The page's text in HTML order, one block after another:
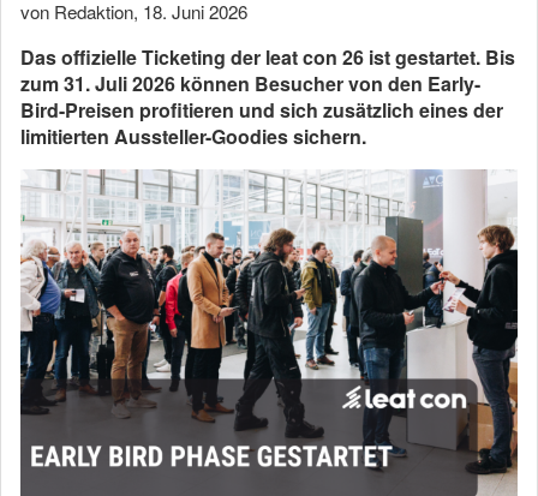
von Redaktion, 18. Juni 2026
Das offizielle Ticketing der leat con 26 ist gestartet. Bis
zum 31. Juli 2026 können Besucher von den Early-
Bird-Preisen profitieren und sich zusätzlich eines der
limitierten Aussteller-Goodies sichern.